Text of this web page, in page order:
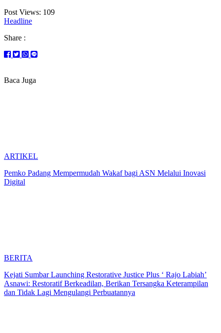
Post Views: 109
Headline
Share :
Baca Juga
ARTIKEL
Pemko Padang Mempermudah Wakaf bagi ASN Melalui Inovasi
Digital
BERITA
Kejati Sumbar Launching Restorative Justice Plus ‘ Rajo Labiah’
Asnawi: Restoratif Berkeadilan, Berikan Tersangka Keterampilan
dan Tidak Lagi Mengulangi Perbuatannya